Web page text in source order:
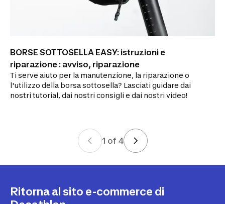
BORSE SOTTOSELLA EASY: istruzioni e
riparazione : avviso, riparazione
Ti serve aiuto per la manutenzione, la riparazione o
l'utilizzo della borsa sottosella? Lasciati guidare dai
nostri tutorial, dai nostri consigli e dai nostri video!
1 of 4
Ritorna al sito e-commerce di